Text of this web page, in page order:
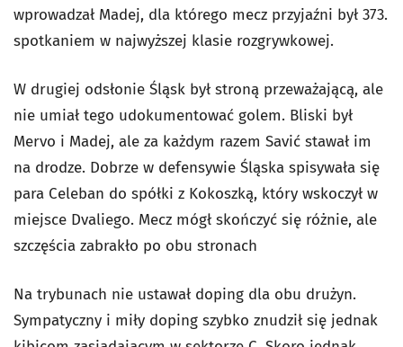
wprowadzał Madej, dla którego mecz przyjaźni był 373.
spotkaniem w najwyższej klasie rozgrywkowej.
W drugiej odsłonie Śląsk był stroną przeważającą, ale
nie umiał tego udokumentować golem. Bliski był
Mervo i Madej, ale za każdym razem Savić stawał im
na drodze. Dobrze w defensywie Śląska spisywała się
para Celeban do spółki z Kokoszką, który wskoczył w
miejsce Dvaliego. Mecz mógł skończyć się różnie, ale
szczęścia zabrakło po obu stronach
Na trybunach nie ustawał doping dla obu drużyn.
Sympatyczny i miły doping szybko znudził się jednak